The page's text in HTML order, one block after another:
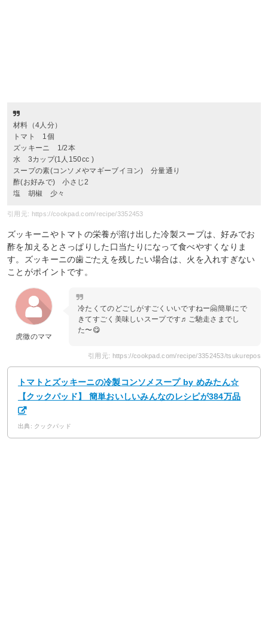
材料（4人分）
トマト 1個
ズッキーニ 1/2本
水 3カップ(1人150cc )
スープの素(コンソメやマギーブイヨン) 分量通り
酢(お好みで) 小さじ2
塩 胡椒 少々
引用元: https://cookpad.com/recipe/3352453
ズッキーニやトマトの栄養が溶け出した冷製スープは、好みでお
酢を加えるとさっぱりした口当たりになって食べやすくなりま
す。ズッキーニの歯ごたえを残したい場合は、火を入れすぎない
ことがポイントです。
虎徹のママ
冷たくてのどごしがすごくいいですねー🤗簡単にで
きてすごく美味しいスープです♬ご馳走さまでし
た〜😋
引用元: https://cookpad.com/recipe/3352453/tsukurepos
トマトとズッキーニの冷製コンソメスープ by めみたん☆
【クックパッド】 簡単おいしいみんなのレシピが384万品
出典: クックパッド